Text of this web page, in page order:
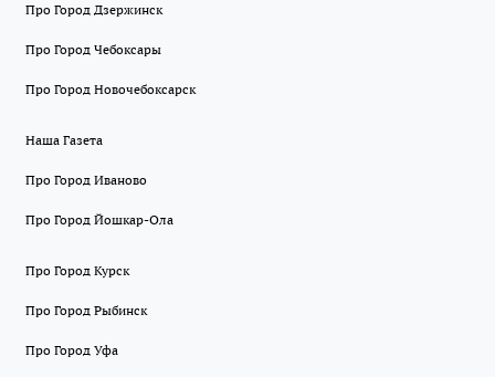
Про Город Дзержинск
Про Город Чебоксары
Про Город Новочебоксарск
Наша Газета
Про Город Иваново
Про Город Йошкар-Ола
Про Город Курск
Про Город Рыбинск
Про Город Уфа